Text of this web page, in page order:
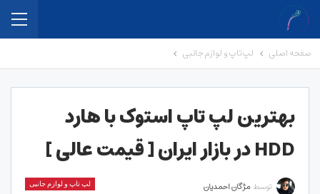
صفحه اصلی لپ تاپ و لوازم جانبی
بهترین لپ تاپ استوک با هارد
HDD در بازار ایران [ قیمت عالی ]
لپ تاپ و لوازم جانبی توسط مژگان احمدیان